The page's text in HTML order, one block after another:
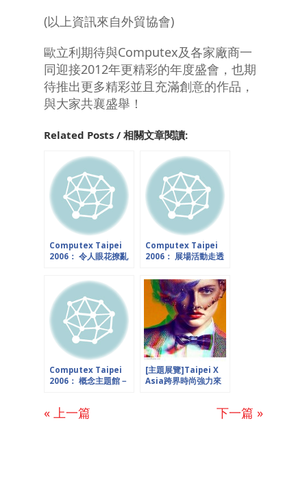
(以上資訊來自外貿協會)
歐立利期待與Computex及各家廠商一
同迎接2012年更精彩的年度盛會，也期
待推出更多精彩並且充滿創意的作品，
與大家共襄盛舉！
Related Posts / 相關文章閱讀:
Computex Taipei
2006： 令人眼花撩亂
Computex Taipei
2006： 展場活動走透
Computex Taipei
2006： 概念主題館－
[主題展覽]Taipei X
Asia跨界時尚強力來
« 上一篇 下一篇 »